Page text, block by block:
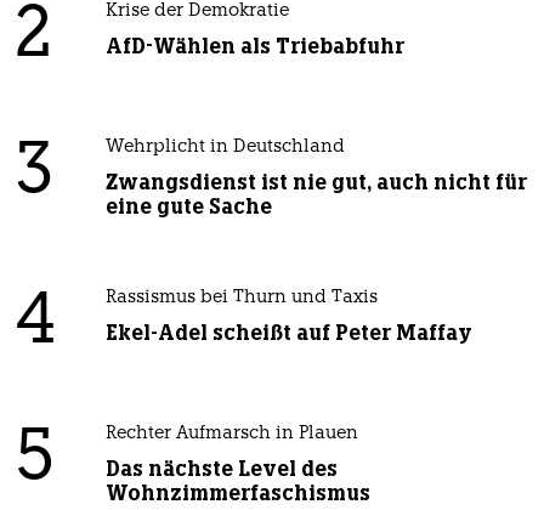
2 Krise der Demokratie
AfD-Wählen als Triebabfuhr
3 Wehrplicht in Deutschland
Zwangsdienst ist nie gut, auch nicht für
eine gute Sache
4 Rassismus bei Thurn und Taxis
Ekel-Adel scheißt auf Peter Maffay
5 Rechter Aufmarsch in Plauen
Das nächste Level des
Wohnzimmerfaschismus